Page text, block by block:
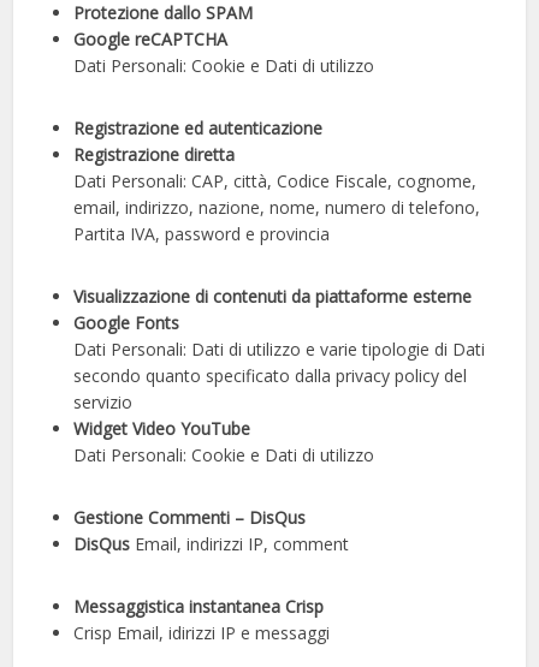
Protezione dallo SPAM
Google reCAPTCHA
Dati Personali: Cookie e Dati di utilizzo
Registrazione ed autenticazione
Registrazione diretta
Dati Personali: CAP, città, Codice Fiscale, cognome,
email, indirizzo, nazione, nome, numero di telefono,
Partita IVA, password e provincia
Visualizzazione di contenuti da piattaforme esterne
Google Fonts
Dati Personali: Dati di utilizzo e varie tipologie di Dati
secondo quanto specificato dalla privacy policy del
servizio
Widget Video YouTube
Dati Personali: Cookie e Dati di utilizzo
Gestione Commenti – DisQus
DisQus Email, indirizzi IP, comment
Messaggistica instantanea Crisp
Crisp Email, idirizzi IP e messaggi